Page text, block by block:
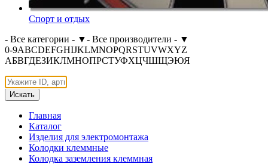
Спорт и отдых
- Все категории - ▼- Все производители - ▼
0-9ABCDEFGHIJKLMNOPQRSTUVWXYZ
АБВГДЕЗИКЛМНОПРСТУФХЦЧШЩЭЮЯ
Искать
Главная
Каталог
Изделия для электромонтажа
Колодки клеммные
Колодка заземления клеммная